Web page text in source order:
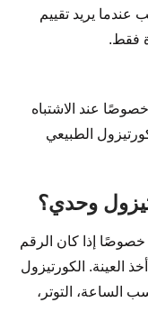
عندما يريد تقييم
فقط.
عند الاشتباه
الطبيعي
وحدي؟
خصوصًا إذا كان الرقم
العينة. الكورتيزول
الساعة، التوتر،